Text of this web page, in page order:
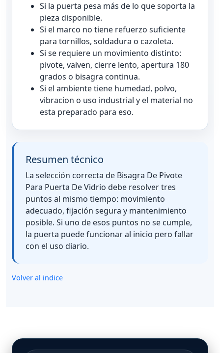
Si la puerta pesa más de lo que soporta la
pieza disponible.
Si el marco no tiene refuerzo suficiente
para tornillos, soldadura o cazoleta.
Si se requiere un movimiento distinto:
pivote, vaiven, cierre lento, apertura 180
grados o bisagra continua.
Si el ambiente tiene humedad, polvo,
vibracion o uso industrial y el material no
esta preparado para eso.
Resumen técnico
La selección correcta de Bisagra De Pivote
Para Puerta De Vidrio debe resolver tres
puntos al mismo tiempo: movimiento
adecuado, fijación segura y mantenimiento
posible. Si uno de esos puntos no se cumple,
la puerta puede funcionar al inicio pero fallar
con el uso diario.
Volver al indice